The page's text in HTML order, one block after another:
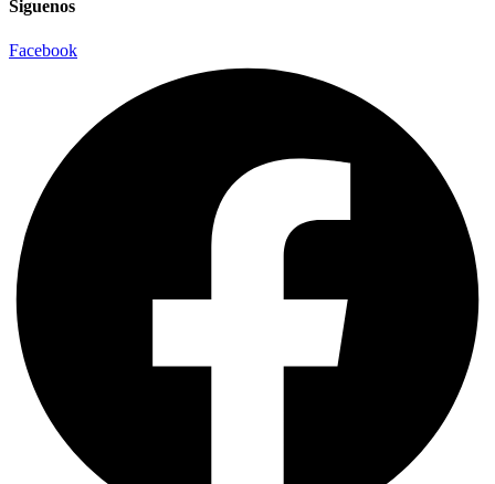
Siguenos
Facebook